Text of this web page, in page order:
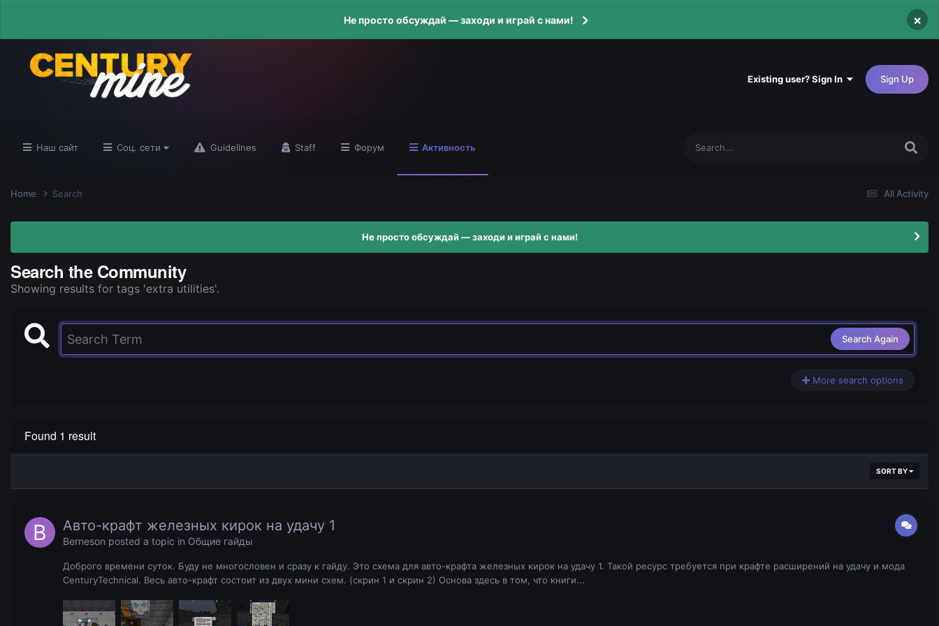
Не просто обсуждай — заходи и играй с нами! ×
Existing user? Sign In Sign Up
Наш сайт Соц. сети Guidelines Staff Форум Активность
All Activity
Home Search
Не просто обсуждай — заходи и играй с нами!
Search the Community
Showing results for tags 'extra utilities'.
Search Again
More search options
Found 1 result
SORT BY
Авто-крафт железных кирок на удачу 1
Berneson posted a topic in Общие гайды
Доброго времени суток. Буду не многословен и сразу к гайду. Это схема для авто-крафта железных кирок на удачу 1. Такой ресурс требуется при крафте расширений на удачу и мода
CenturyTechnical. Весь авто-крафт состоит из двух мини схем. (скрин 1 и скрин 2) Основа здесь в том, что книги...